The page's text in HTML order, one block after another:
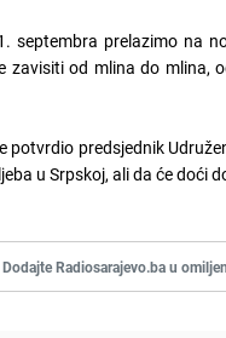
septembra prelazimo na
od mlina do mlina,
potvrdio predsjednik
u Srpskoj, ali da će doći
Dodajte Radiosarajevo.ba u